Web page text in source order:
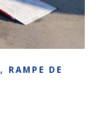
, RAMPE DE